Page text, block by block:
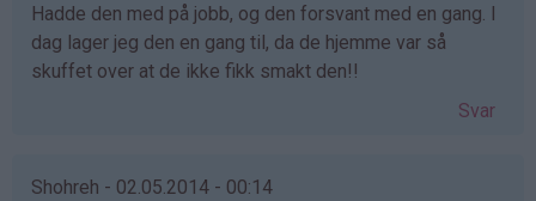
Hadde den med på jobb, og den forsvant med en gang. I
dag lager jeg den en gang til, da de hjemme var så
skuffet over at de ikke fikk smakt den!!
Svar
Shohreh - 02.05.2014 - 00:14